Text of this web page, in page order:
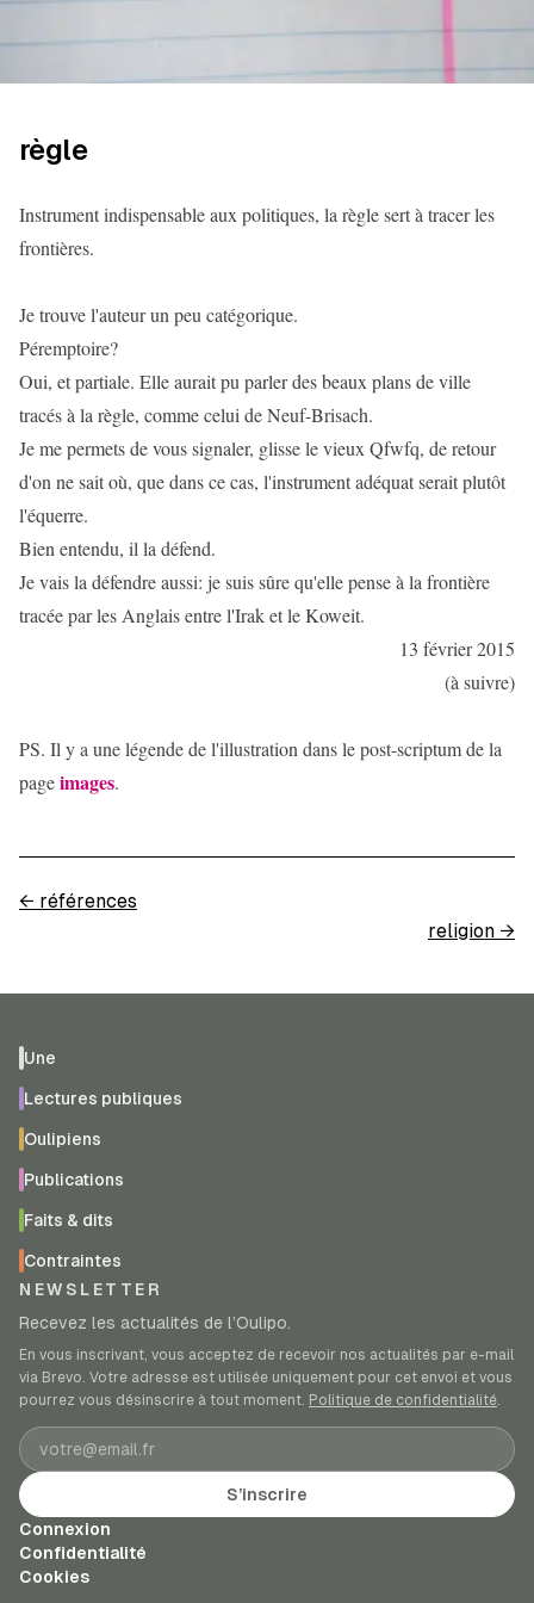
règle
Instrument indispensable aux politiques, la règle sert à tracer les
frontières.
Je trouve l'auteur un peu catégorique.
Péremptoire?
Oui, et partiale. Elle aurait pu parler des beaux plans de ville
tracés à la règle, comme celui de Neuf-Brisach.
Je me permets de vous signaler, glisse le vieux Qfwfq, de retour
d'on ne sait où, que dans ce cas, l'instrument adéquat serait plutôt
l'équerre.
Bien entendu, il la défend.
Je vais la défendre aussi: je suis sûre qu'elle pense à la frontière
tracée par les Anglais entre l'Irak et le Koweit.
13 février 2015
(à suivre)
PS. Il y a une légende de l'illustration dans le post-scriptum de la
pageimages.
← références
religion →
Une
Lectures publiques
Oulipiens
Publications
Faits & dits
Contraintes
NEWSLETTER
Recevez les actualités de l’Oulipo.
En vous inscrivant, vous acceptez de recevoir nos actualités par e-mail
via Brevo. Votre adresse est utilisée uniquement pour cet envoi et vous
pourrez vous désinscrire à tout moment. Politique de confidentialité.
Adresse e-mail
S’inscrire
Connexion
Confidentialité
Cookies